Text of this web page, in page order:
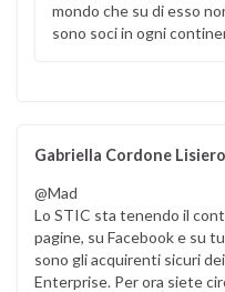
mondo che su di esso
sono soci in ogni
Gabriella Cordone Lisiero
@Mad
Lo STIC sta tenendo il
pagine, su Facebook e su
sono gli acquirenti sicuri
Enterprise. Per ora siete